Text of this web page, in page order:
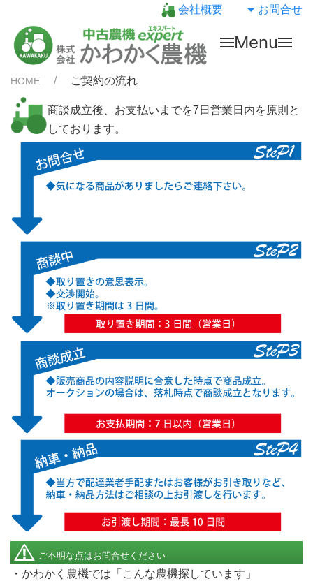
会社概要 お問合せ
Menu
HOME ご契約の流れ
商談成立後、お支払いまでを7日営業日内を原則と
しております。
ご不明な点はお問合せください
・かわかく農機では「こんな農機探しています」